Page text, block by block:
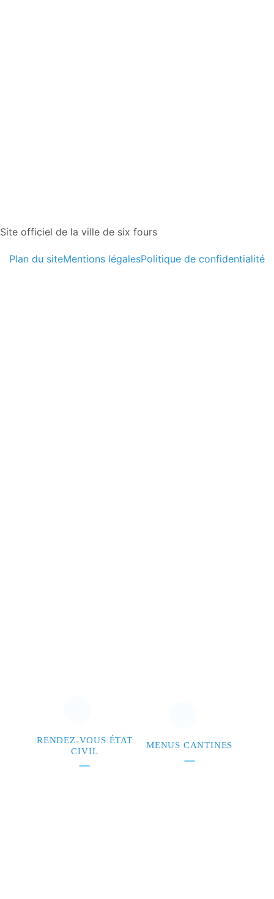
Site officiel de la ville de six fours
Plan du siteMentions légalesPolitique de confidentialité
RENDEZ-VOUS ÉTAT
CIVIL
MENUS CANTINES